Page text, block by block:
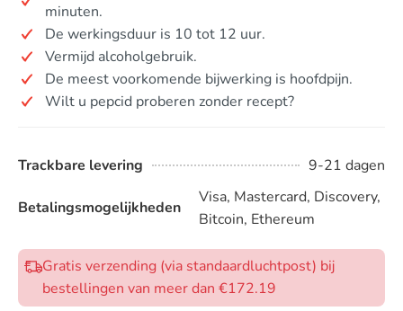
minuten.
De werkingsduur is 10 tot 12 uur.
Vermijd alcoholgebruik.
De meest voorkomende bijwerking is hoofdpijn.
Wilt u pepcid proberen zonder recept?
Trackbare levering 9-21 dagen
Betalingsmogelijkheden
Visa, Mastercard, Discovery,
Bitcoin, Ethereum
Gratis verzending (via standaardluchtpost) bij
bestellingen van meer dan €172.19